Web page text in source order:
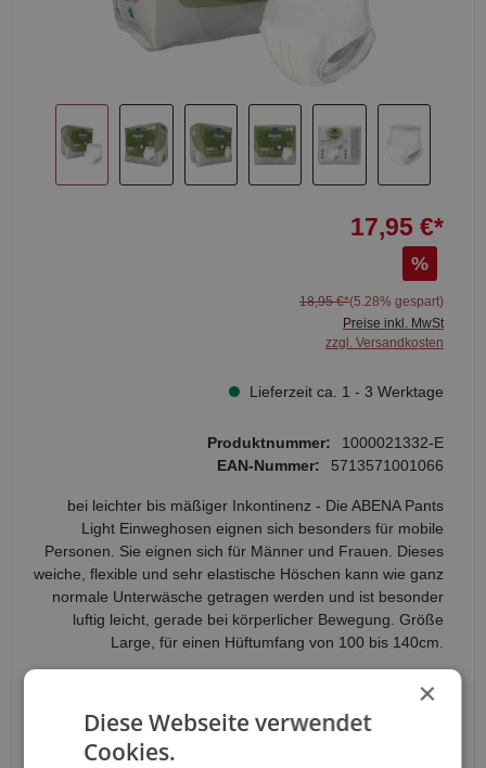
17,95 €*
%
18,95 €*(5.28% gespart)
Preise inkl. MwSt
zzgl. Versandkosten
Lieferzeit ca. 1 - 3 Werktage
Produktnummer:
1000021332-E
EAN-Nummer:
5713571001066
bei leichter bis mäßiger Inkontinenz - Die ABENA Pants
Light Einweghosen eignen sich besonders für mobile
Personen. Sie eignen sich für Männer und Frauen. Dieses
weiche, flexible und sehr elastische Höschen kann wie ganz
normale Unterwäsche getragen werden und ist besonder
luftig leicht, gerade bei körperlicher Bewegung. Größe
Large, für einen Hüftumfang von 100 bis 140cm.
×
Diese Webseite verwendet
Cookies.